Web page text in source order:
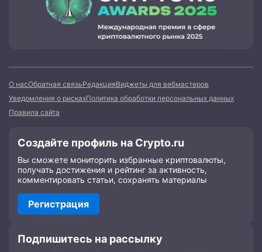
О насОбратная связьРедакцияВиджеты для вебмастеров
Уведомления о рискахПолитика обработки персональных данных
Правила сайта
Создайте профиль на Crypto.ru
Вы сможете мониторить избранные криптовалюты,
получать достижения и рейтинг за активность,
комментировать статьи, сохранять материалы
Регистрация
Подпишитесь на рассылку